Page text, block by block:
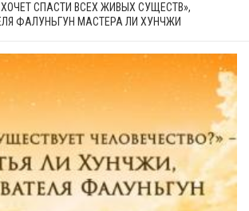
СПАСТИ ВСЕХ ЖИВЫХ СУЩЕСТВ»,
ФАЛУНЬГУН МАСТЕРА ЛИ ХУНЧЖИ